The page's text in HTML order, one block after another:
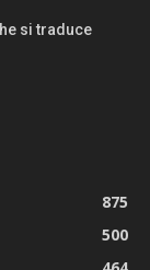
si traduce
875
500